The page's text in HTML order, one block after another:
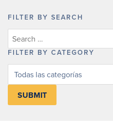
FILTER BY SEARCH
FILTER BY CATEGORY
Filter
category